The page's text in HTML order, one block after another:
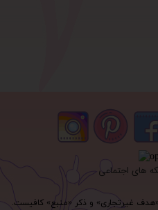
غیرتجاری» و ذکر «منبع» کافیست.
های اجتماعی